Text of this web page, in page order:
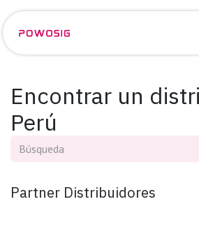
Ir al contenido
Encontrar un
Perú
Partner Distribuidores